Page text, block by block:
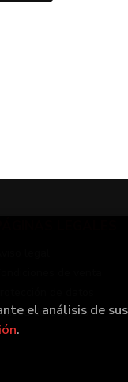
de Cookies
el análisis de sus
.